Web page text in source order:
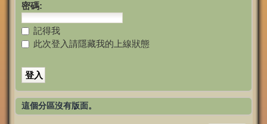
密碼:
記得我
此次登入請隱藏我的上線狀態
這個分區沒有版面。